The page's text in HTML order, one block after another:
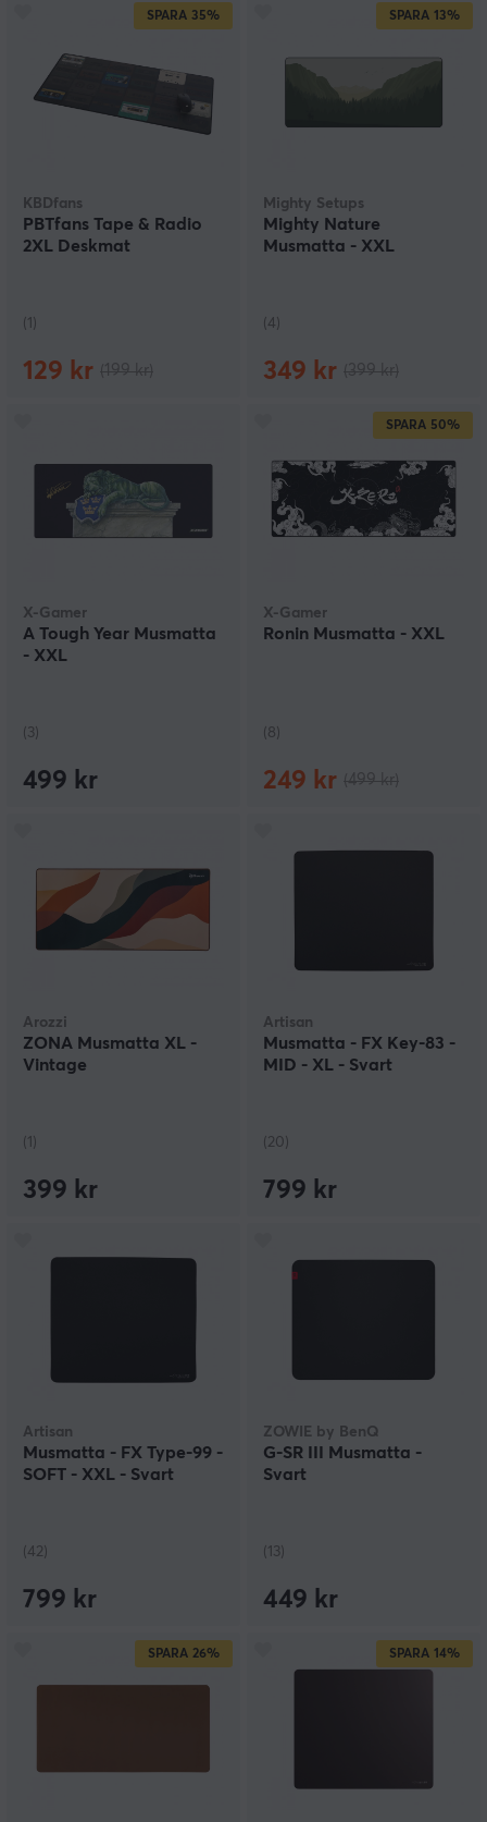
SPARA 35%
KBDfans
PBTfans Tape & Radio
2XL Deskmat
(1)
129 kr
SPARA 13%
Mighty Setups
Mighty Nature
Musmatta - XXL
(4)
349 kr
X-Gamer
A Tough Year Musmatta
- XXL
(3)
499 kr
SPARA 50%
X-Gamer
Ronin Musmatta - XXL
(8)
249 kr
Arozzi
ZONA Musmatta XL -
Vintage
(1)
399 kr
Artisan
Musmatta - FX Key-83 -
MID - XL - Svart
(20)
799 kr
Artisan
Musmatta - FX Type-99 -
SOFT - XXL - Svart
(42)
799 kr
ZOWIE by BenQ
G-SR III Musmatta -
Svart
(13)
449 kr
SPARA 26% SPARA 14%